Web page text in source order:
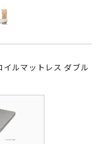
ルマットレス ダブル